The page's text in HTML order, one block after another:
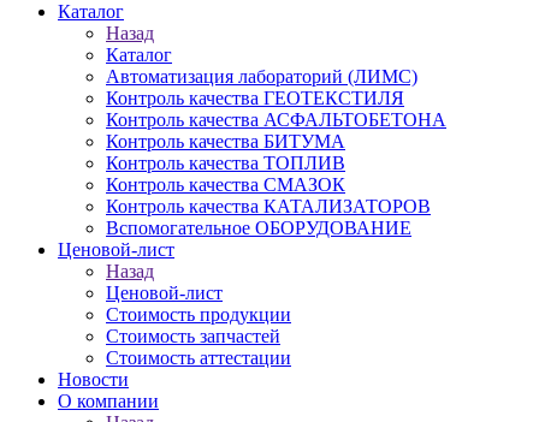
Каталог
Назад
Каталог
Автоматизация лабораторий (ЛИМС)
Контроль качества ГЕОТЕКСТИЛЯ
Контроль качества АСФАЛЬТОБЕТОНА
Контроль качества БИТУМА
Контроль качества ТОПЛИВ
Контроль качества СМАЗОК
Контроль качества КАТАЛИЗАТОРОВ
Вспомогательное ОБОРУДОВАНИЕ
Ценовой-лист
Назад
Ценовой-лист
Стоимость продукции
Стоимость запчастей
Стоимость аттестации
Новости
О компании